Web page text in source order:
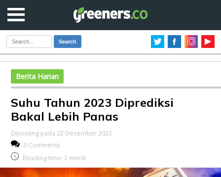
Search
Berita Harian
Suhu Tahun 2023 Diprediksi
Bakal Lebih Panas
Diposting pada 22 Desember 2022
0 Comments
Reading time: 2 menit